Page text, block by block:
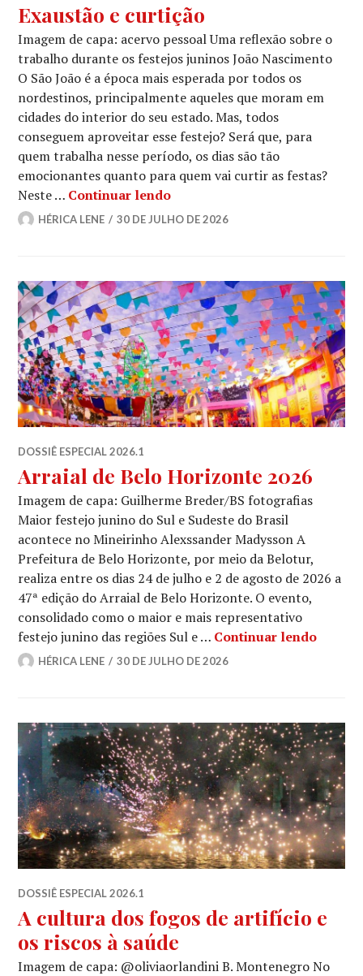
Exaustão e curtição
Imagem de capa: acervo pessoal Uma reflexão sobre o
trabalho durante os festejos juninos João Nascimento
O São João é a época mais esperada por todos os
nordestinos, principalmente aqueles que moram em
cidades do interior do seu estado. Mas, todos
conseguem aproveitar esse festejo? Será que, para
quem trabalha nesse período, os dias são tão
emocionantes quanto para quem vai curtir as festas?
Neste … Continuar lendoExaustão e curtição
HÉRICA LENE 30 DE JULHO DE 2026
DOSSIÊ ESPECIAL 2026.1
Arraial de Belo Horizonte 2026
Imagem de capa: Guilherme Breder/BS fotografias
Maior festejo junino do Sul e Sudeste do Brasil
acontece no Mineirinho Alexssander Madysson A
Prefeitura de Belo Horizonte, por meio da Belotur,
realiza entre os dias 24 de julho e 2 de agosto de 2026 a
47ª edição do Arraial de Belo Horizonte. O evento,
consolidado como o maior e mais representativo
festejo junino das regiões Sul e … Continuar lendoArraial
HÉRICA LENE 30 DE JULHO DE 2026
DOSSIÊ ESPECIAL 2026.1
A cultura dos fogos de artifício e
os riscos à saúde
Imagem de capa: @oliviaorlandini B. Montenegro No